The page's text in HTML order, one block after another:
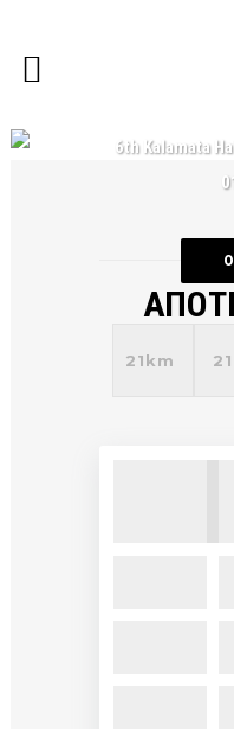
6th Kalamata
21km